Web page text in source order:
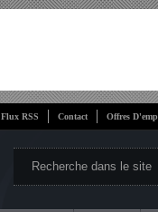
Flux RSS Contact Offres